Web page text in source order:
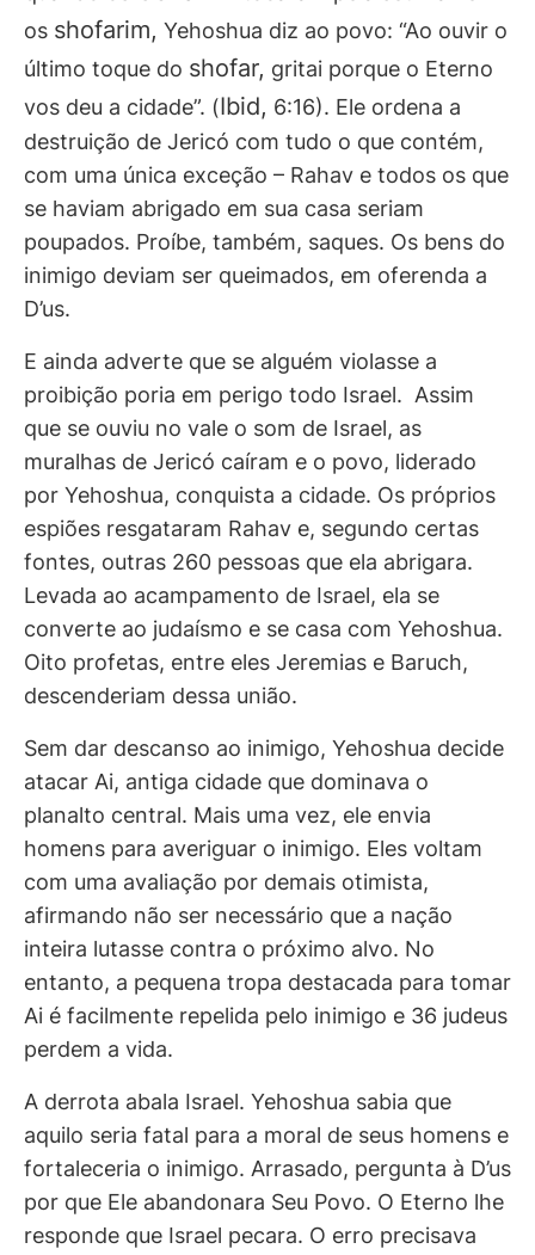
os shofarim, Yehoshua diz ao povo: “Ao ouvir o
último toque do shofar, gritai porque o Eterno
vos deu a cidade”. (Ibid, 6:16). Ele ordena a
destruição de Jericó com tudo o que contém,
com uma única exceção – Rahav e todos os que
se haviam abrigado em sua casa seriam
poupados. Proíbe, também, saques. Os bens do
inimigo deviam ser queimados, em oferenda a
D’us.
E ainda adverte que se alguém violasse a
proibição poria em perigo todo Israel. Assim
que se ouviu no vale o som de Israel, as
muralhas de Jericó caíram e o povo, liderado
por Yehoshua, conquista a cidade. Os próprios
espiões resgataram Rahav e, segundo certas
fontes, outras 260 pessoas que ela abrigara.
Levada ao acampamento de Israel, ela se
converte ao judaísmo e se casa com Yehoshua.
Oito profetas, entre eles Jeremias e Baruch,
descenderiam dessa união.
Sem dar descanso ao inimigo, Yehoshua decide
atacar Ai, antiga cidade que dominava o
planalto central. Mais uma vez, ele envia
homens para averiguar o inimigo. Eles voltam
com uma avaliação por demais otimista,
afirmando não ser necessário que a nação
inteira lutasse contra o próximo alvo. No
entanto, a pequena tropa destacada para tomar
Ai é facilmente repelida pelo inimigo e 36 judeus
perdem a vida.
A derrota abala Israel. Yehoshua sabia que
aquilo seria fatal para a moral de seus homens e
fortaleceria o inimigo. Arrasado, pergunta à D’us
por que Ele abandonara Seu Povo. O Eterno lhe
responde que Israel pecara. O erro precisava